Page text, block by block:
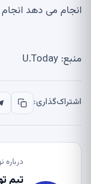
انجام می دهد
منبع: U.Today
اشتراک‌گذاری:
درباره
تیم